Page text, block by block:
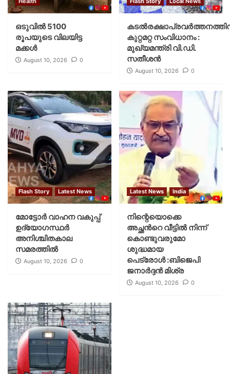
ഒടുവിൽ 5100
രൂപയുടെ വിലയിട്ട
മക്കൾ
August 10, 2026 0
കുറ്റമറ്റ സംവിധാനം :
മുഖ്യമന്ത്രി വി.ഡി.
സതീശന്‍
August 10, 2026 0
Flash Story Latest News
മോട്ടോര്‍ വാഹന വകുപ്പ്
ഉദ്യോഗസ്ഥര്‍
അനിശ്ചിതകാല
സമരത്തില്‍
August 10, 2026 0
Latest News India
നിന്റെയൊക്കെ
അച്ഛൻറെ വീട്ടിൽ നിന്ന്
കൊണ്ടുവരുമോ
ശുദ്ധമായ
പെട്രോൾ :ബിജെപി
ജനാർദ്ദൻ മിശ്ര
August 10, 2026 0